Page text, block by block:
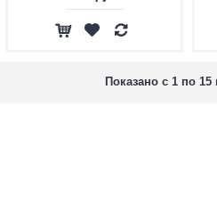
Показано с 1 по 15